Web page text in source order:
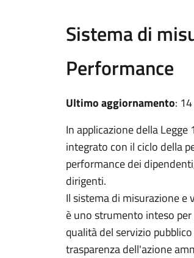
Sistema di
Performance
Ultimo aggiornamento:
In applicazione della
integrato con il ciclo della
performance dei
dirigenti.
Il sistema di misurazione
è uno strumento inteso
qualità del servizio
trasparenza dell'azione